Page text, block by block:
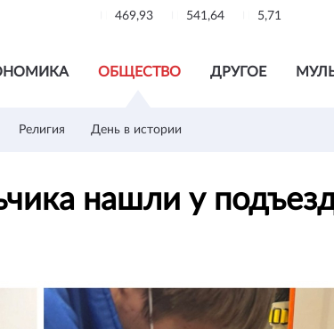
469,93 541,64 5,71
ОБЩЕСТВО ДРУГОЕ
Религия День в истории
нашли у